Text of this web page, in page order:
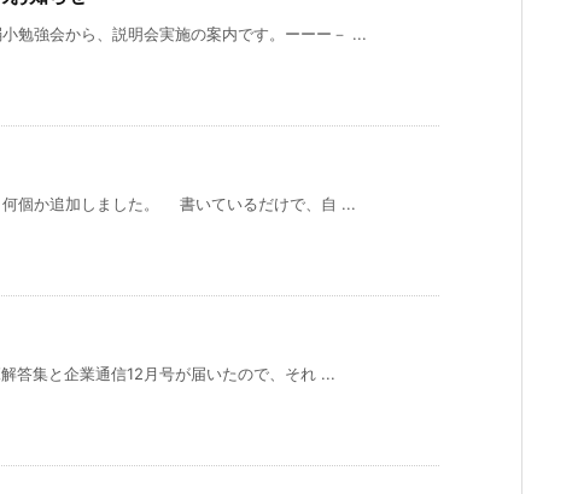
勉強会から、説明会実施の案内です。ーーー－ ...
何個か追加しました。 書いているだけで、自 ...
答集と企業通信12月号が届いたので、それ ...